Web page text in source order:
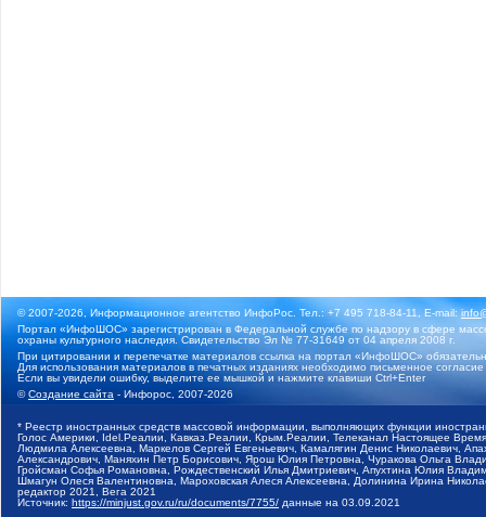
© 2007-2026, Информационное агентство ИнфоРос. Тел.: +7 495 718-84-11, E-mail:
Портал «ИнфоШОС» зарегистрирован в Федеральной службе по надзору в сфере
охраны культурного наследия. Свидетельство Эл № 77-31649 от 04 апреля 2008 г.
При цитировании и перепечатке материалов ссылка на портал «ИнфоШОС»
Для использования материалов в печатных изданиях необходимо письменное
Если вы увидели ошибку, выделите ее мышкой и нажмите клавиши Ctrl+Enter
©Создание сайта - Инфорос, 2007-2026
* Реестр иностранных средств массовой информации, выполняющих функции
Голос Америки, Idel.Реалии, Кавказ.Реалии, Крым.Реалии, Телеканал Настоящее
Людмила Алексеевна, Маркелов Сергей Евгеньевич, Камалягин Денис Николаевич,
Александрович, Маняхин Петр Борисович, Ярош Юлия Петровна, Чуракова Ольга
Гройсман Софья Романовна, Рождественский Илья Дмитриевич, Апухтина Юлия
Шмагун Олеся Валентиновна, Мароховская Алеся Алексеевна, Долинина Ирина
редактор 2021, Вега 2021
Источник: https://minjust.gov.ru/ru/documents/7755/ данные на 03.09.2021